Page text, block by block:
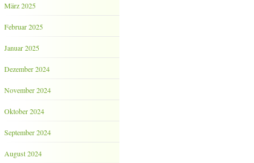
März 2025
Februar 2025
Januar 2025
Dezember 2024
November 2024
Oktober 2024
September 2024
August 2024